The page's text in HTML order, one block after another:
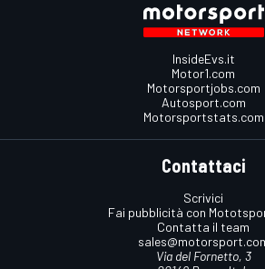
InsideEvs.it
Motor1.com
Motorsportjobs.com
Autosport.com
Motorsportstats.com
Contattaci
Scrivici
Fai pubblicità con
Contatta il team
Via del Fornetto, 3